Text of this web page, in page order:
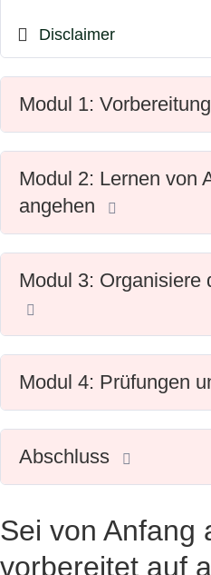
Disclaimer
Modul 1:
Modul 2: Lernen von
angehen
Modul 3: Organisiere
Modul 4: Prüfungen
Abschluss
Sei von Anfang
vorbereitet auf